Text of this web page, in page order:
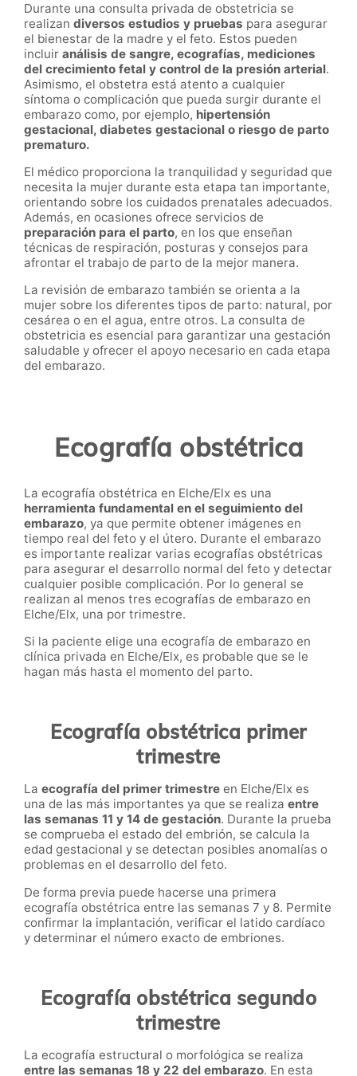
Durante una consulta privada de obstetricia se
realizan diversos estudios y pruebas para asegurar
el bienestar de la madre y el feto. Estos pueden
incluir análisis de sangre, ecografías, mediciones
del crecimiento fetal y control de la presión arterial.
Asimismo, el obstetra está atento a cualquier
síntoma o complicación que pueda surgir durante el
embarazo como, por ejemplo, hipertensión
gestacional, diabetes gestacional o riesgo de parto
prematuro.
El médico proporciona la tranquilidad y seguridad que
necesita la mujer durante esta etapa tan importante,
orientando sobre los cuidados prenatales adecuados.
Además, en ocasiones ofrece servicios de
preparación para el parto, en los que enseñan
técnicas de respiración, posturas y consejos para
afrontar el trabajo de parto de la mejor manera.
La revisión de embarazo también se orienta a la
mujer sobre los diferentes tipos de parto: natural, por
cesárea o en el agua, entre otros. La consulta de
obstetricia es esencial para garantizar una gestación
saludable y ofrecer el apoyo necesario en cada etapa
del embarazo.
Ecografía obstétrica
La ecografía obstétrica en Elche/Elx es una
herramienta fundamental en el seguimiento del
embarazo, ya que permite obtener imágenes en
tiempo real del feto y el útero. Durante el embarazo
es importante realizar varias ecografías obstétricas
para asegurar el desarrollo normal del feto y detectar
cualquier posible complicación. Por lo general se
realizan al menos tres ecografías de embarazo en
Elche/Elx, una por trimestre.
Si la paciente elige una ecografía de embarazo en
clínica privada en Elche/Elx, es probable que se le
hagan más hasta el momento del parto.
Ecografía obstétrica primer
trimestre
La ecografía del primer trimestre en Elche/Elx es
una de las más importantes ya que se realiza entre
las semanas 11 y 14 de gestación. Durante la prueba
se comprueba el estado del embrión, se calcula la
edad gestacional y se detectan posibles anomalías o
problemas en el desarrollo del feto.
De forma previa puede hacerse una primera
ecografía obstétrica entre las semanas 7 y 8. Permite
confirmar la implantación, verificar el latido cardíaco
y determinar el número exacto de embriones.
Ecografía obstétrica segundo
trimestre
La ecografía estructural o morfológica se realiza
entre las semanas 18 y 22 del embarazo. En esta